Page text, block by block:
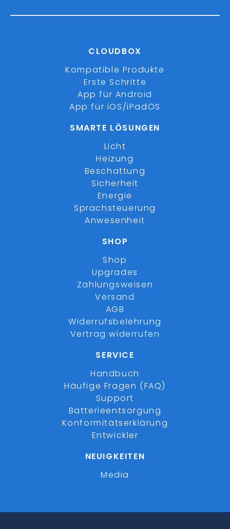
CLOUDBOX
Kompatible Produkte
Erste Schritte
App für Android
App für iOS/iPadOS
SMARTE LÖSUNGEN
Licht
Heizung
Beschattung
Sicherheit
Energie
Sprachsteuerung
Anwesenheit
SHOP
Shop
Upgrades
Zahlungsweisen
Versand
AGB
Widerrufsbelehrung
Vertrag widerrufen
SERVICE
Handbuch
Häufige Fragen (FAQ)
Support
Batterieentsorgung
Konformitätserklärung
Entwickler
NEUIGKEITEN
Media